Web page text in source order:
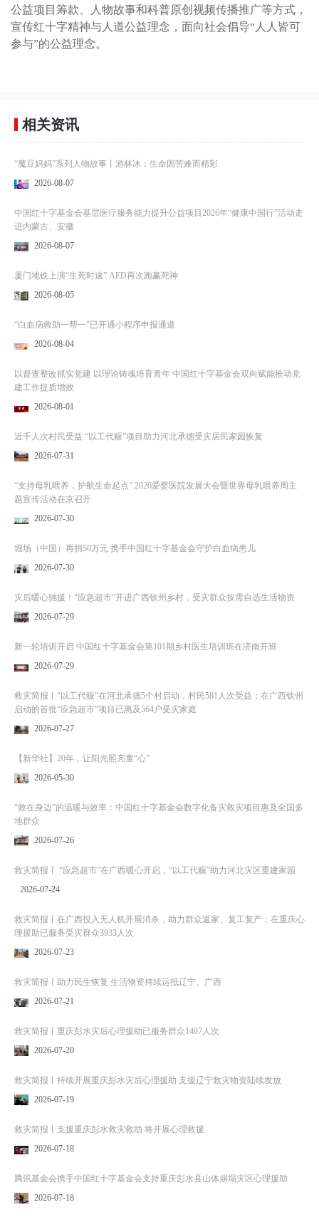
公益项目筹款、人物故事和科普原创视频传播推广等方式，
宣传红十字精神与人道公益理念，面向社会倡导“人人皆可
参与”的公益理念。
相关资讯
“魔豆妈妈”系列人物故事丨游林冰：生命因苦难而精彩
2026-08-07
中国红十字基金会基层医疗服务能力提升公益项目2026年“健康中国行”活动走
进内蒙古、安徽
2026-08-07
厦门地铁上演“生死时速” AED再次跑赢死神
2026-08-05
“白血病救助一帮一”已开通小程序申报通道
2026-08-04
以督查整改抓实党建 以理论铸魂培育青年 中国红十字基金会双向赋能推动党
建工作提质增效
2026-08-01
近千人次村民受益 “以工代赈”项目助力河北承德受灾居民家园恢复
2026-07-31
“支持母乳喂养，护航生命起点” 2026爱婴医院发展大会暨世界母乳喂养周主
题宣传活动在京召开
2026-07-30
堀场（中国）再捐50万元 携手中国红十字基金会守护白血病患儿
2026-07-30
灾后暖心驰援！“应急超市”开进广西钦州乡村，受灾群众按需自选生活物资
2026-07-29
新一轮培训开启 中国红十字基金会第101期乡村医生培训班在济南开班
2026-07-29
救灾简报丨“以工代赈”在河北承德5个村启动，村民581人次受益；在广西钦州
启动的首批“应急超市”项目已惠及564户受灾家庭
2026-07-27
【新华社】20年，让阳光照亮童“心”
2026-05-30
“救在身边”的温暖与效率：中国红十字基金会数字化备灾救灾项目惠及全国多
地群众
2026-07-26
救灾简报丨 “应急超市”在广西暖心开启，“以工代赈”助力河北灾区重建家园
2026-07-24
救灾简报丨在广西投入无人机开展消杀，助力群众返家、复工复产；在重庆心
理援助已服务受灾群众3933人次
2026-07-23
救灾简报丨助力民生恢复 生活物资持续运抵辽宁、广西
2026-07-21
救灾简报丨重庆彭水灾后心理援助已服务群众1407人次
2026-07-20
救灾简报丨持续开展重庆彭水灾后心理援助 支援辽宁救灾物资陆续发放
2026-07-19
救灾简报丨支援重庆彭水救灾救助 将开展心理救援
2026-07-18
腾讯基金会携手中国红十字基金会支持重庆彭水县山体崩塌灾区心理援助
2026-07-18